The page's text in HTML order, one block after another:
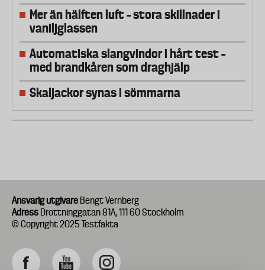
Mer än hälften luft – stora skillnader i
vaniljglassen
Automatiska slangvindor i hårt test –
med brandkåren som draghjälp
Skaljackor synas i sömmarna
Ansvarig utgivare Bengt Vernberg
Adress Drottninggatan 81A, 111 60 Stockholm
© Copyright 2025 Testfakta